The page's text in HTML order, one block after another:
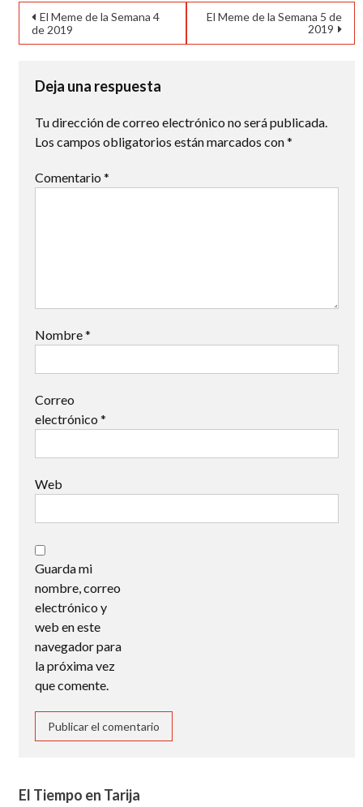
Navegación
de
entradas
El Meme de la Semana 4
de 2019
El Meme de la Semana 5 de
2019
Deja una respuesta
Tu dirección de correo electrónico no será publicada.
Los campos obligatorios están marcados con*
Comentario *
Nombre*
Correo
electrónico *
Web
Guarda mi
nombre, correo
electrónico y
web en este
navegador para
la próxima vez
que comente.
El Tiempo en Tarija